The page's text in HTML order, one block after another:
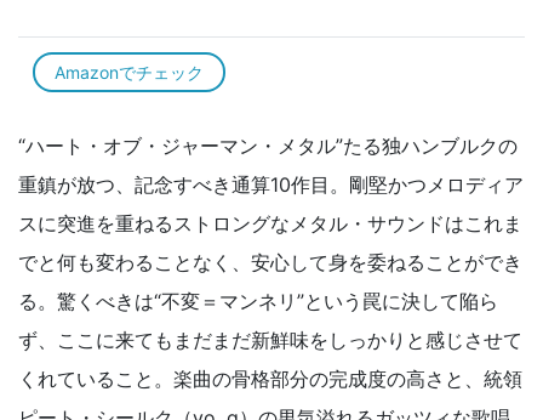
Amazonでチェック
“ハート・オブ・ジャーマン・メタル”たる独ハンブルクの
重鎮が放つ、記念すべき通算10作目。剛堅かつメロディア
スに突進を重ねるストロングなメタル・サウンドはこれま
でと何も変わることなく、安心して身を委ねることができ
る。驚くべきは“不変＝マンネリ”という罠に決して陥ら
ず、ここに来てもまだまだ新鮮味をしっかりと感じさせて
くれていること。楽曲の骨格部分の完成度の高さと、統領